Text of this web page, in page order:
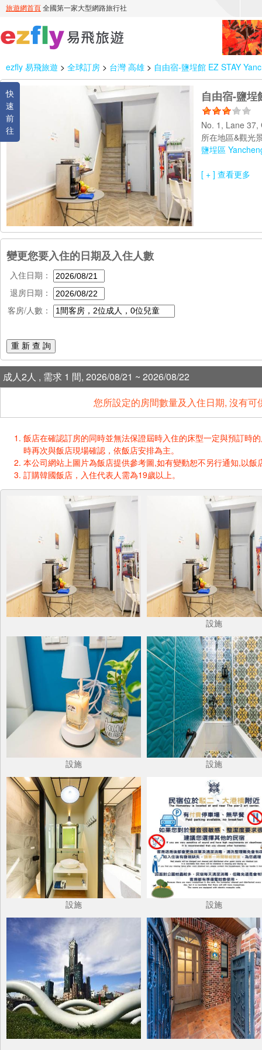
ezfly 易飛旅遊 > 全球訂房 > 台灣 高雄 > 自由宿-鹽埕館 EZ STAY
快
速
前
往
自由宿-鹽
No. 1, Lane
所在地區&觀光
鹽埕區
[ + ] 查看更多
變更您要入住的日期及入住人數
入住日期：
退房日期：
客房/人數：
重 新 查 詢
成人2人 , 需求 1 間, 2026/08/21 ~ 2026/08/22
您所設定的房間數量及入住日期, 沒有
飯店在確認訂房的同時並無法保證屆時入住的床型一定與預訂時
時再次與飯店現場確認，依飯店安排為主。
本公司網站上圖片為飯店提供參考圖,如有變動恕不另行通知,以飯
訂購韓國飯店，入住代表人需為19歲以上。
設施
設施 設施
設施 設施